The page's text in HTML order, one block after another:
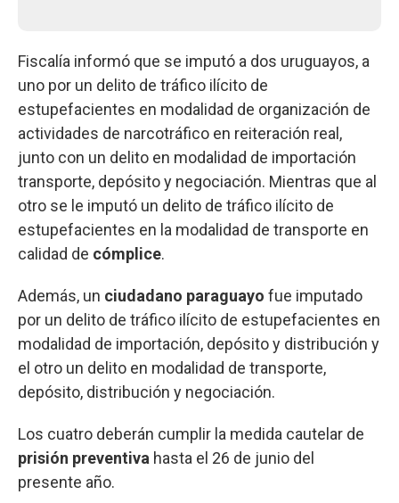
Fiscalía informó que se imputó a dos uruguayos, a
uno por un delito de tráfico ilícito de
estupefacientes en modalidad de organización de
actividades de narcotráfico en reiteración real,
junto con un delito en modalidad de importación
transporte, depósito y negociación. Mientras que al
otro se le imputó un delito de tráfico ilícito de
estupefacientes en la modalidad de transporte en
calidad de cómplice.
Además, un ciudadano paraguayo fue imputado
por un delito de tráfico ilícito de estupefacientes en
modalidad de importación, depósito y distribución y
el otro un delito en modalidad de transporte,
depósito, distribución y negociación.
Los cuatro deberán cumplir la medida cautelar de
prisión preventiva hasta el 26 de junio del
presente año.